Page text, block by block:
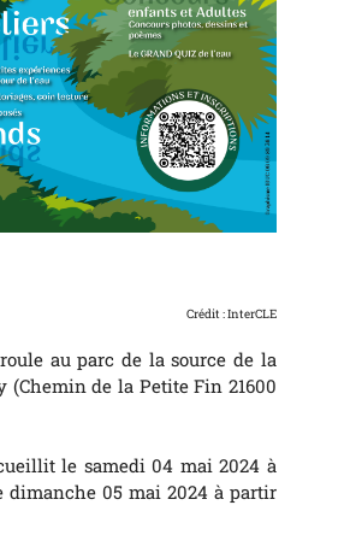
Crédit : InterCLE
au parc de la source de la
(Chemin de la Petite Fin 21600
le samedi 04 mai 2024 à
dimanche 05 mai 2024 à partir